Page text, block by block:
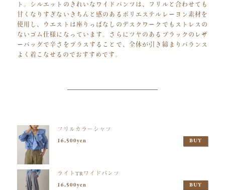
ト。シルエットのきれいなワイドパンツは、フリルと合わせても
甘くなりすぎないきちんと感のあるポリエステルレーヨン素材を
使用し、ウエストは座りっぱなしのデスクワークでもストレスの
ないゴム仕様になっています。さらにツヤのあるブラックのレザ
ーバッグで辛さをプラスすることで、全体が引き締まりバランス
よく着こなせるのでおすすめです。
フリルカラーシャツ
16,500yen
BUY
ライトTRワイドパンツ
16,500yen
BUY